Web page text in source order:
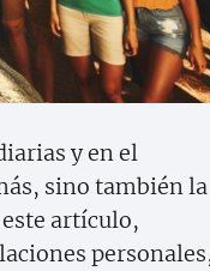
y en el
sino también la
artículo,